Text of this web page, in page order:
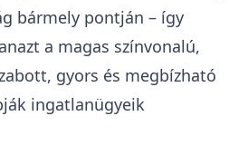
bármely pontján – így
a magas színvonalú,
gyors és megbízható
ingatlanügyeik